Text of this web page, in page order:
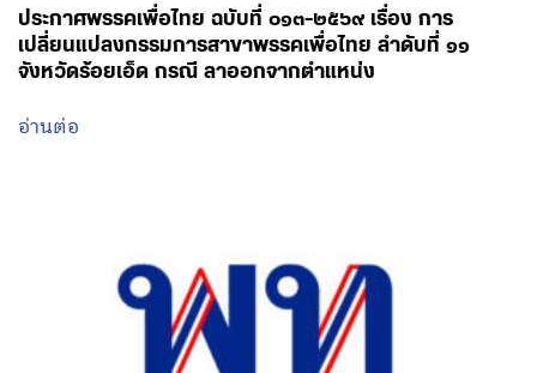
ประกาศพรรคเพื่อไทย ฉบับที่ ๐๑๓-๒๕๖๙ เรื่อง การ
เปลี่ยนแปลงกรรมการสาขาพรรคเพื่อไทย ลำดับที่ ๑๑
จังหวัดร้อยเอ็ด กรณี ลาออกจากตำแหน่ง
อ่านต่อ